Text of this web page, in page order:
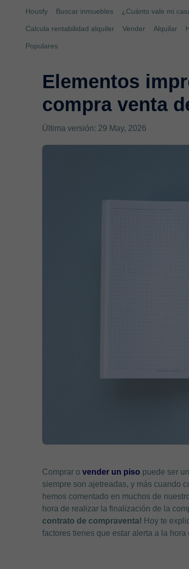
Housfy Buscar inmuebles ¿Cuánto vale mi
Calcula rentabilidad alquiler Vender Alquilar
Populares
Elementos
compra venta
Última versión: 29 May, 2026
Comprar ovender un piso puede ser
siempre son ajetreadas, y más cuando
hemos comentado en muchos de
hora de realizar la finalización de la
contrato de compraventa! Hoy te
factores tienes que estar alerta a la hora